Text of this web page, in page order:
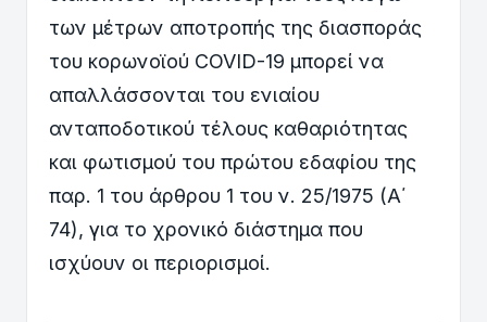
των μέτρων αποτροπής της διασποράς
του κορωνοϊού COVID-19 μπορεί να
απαλλάσσονται του ενιαίου
ανταποδοτικού τέλους καθαριότητας
και φωτισμού του πρώτου εδαφίου της
παρ. 1 του άρθρου 1 του ν. 25/1975 (Α΄
74), για το χρονικό διάστημα που
ισχύουν οι περιορισμοί.